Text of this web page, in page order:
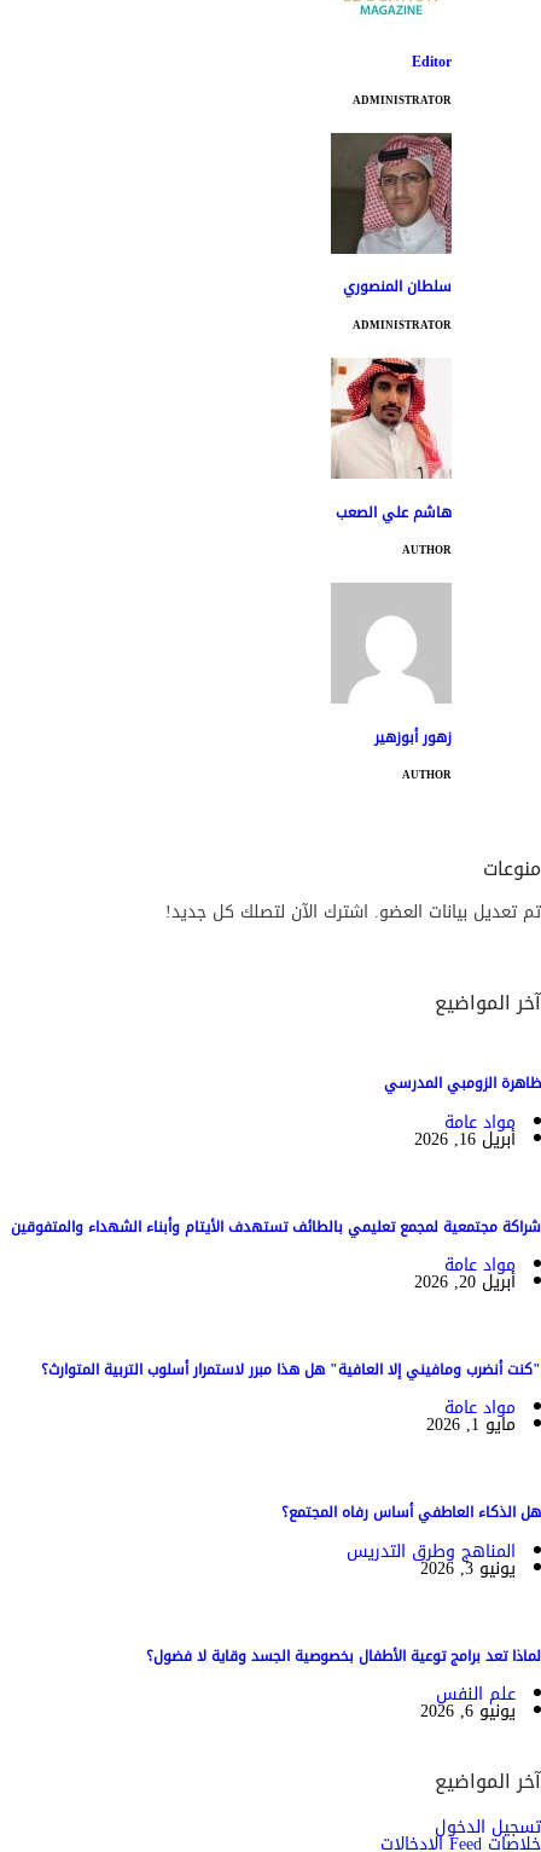
Editor
ADMINISTRATOR
سلطان المنصوري
ADMINISTRATOR
هاشم علي الصعب
AUTHOR
زهور أبوزهير
AUTHOR
منوعات
تم تعديل بيانات العضو. اشترك الآن لتصلك كل جديد!
آخر المواضيع
ظاهرة الزومبي المدرسي
مواد عامة
أبريل 16, 2026
شراكة مجتمعية لمجمع تعليمي بالطائف تستهدف الأيتام وأبناء الشهداء والمتفوقين
مواد عامة
أبريل 20, 2026
"كنت أنضرب ومافيني إلا العافية" هل هذا مبرر لاستمرار أسلوب التربية المتوارث؟
مواد عامة
مايو 1, 2026
هل الذكاء العاطفي أساس رفاه المجتمع؟
المناهج وطرق التدريس
يونيو 3, 2026
لماذا تعد برامج توعية الأطفال بخصوصية الجسد وقاية لا فضول؟
علم النفس
يونيو 6, 2026
آخر المواضيع
تسجيل الدخول
خلاصات Feed الإدخالات